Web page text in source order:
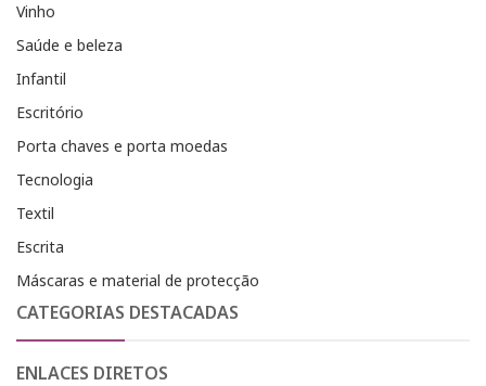
Vinho
Saúde e beleza
Infantil
Escritório
Porta chaves e porta moedas
Tecnologia
Textil
Escrita
Máscaras e material de protecção
CATEGORIAS DESTACADAS
ENLACES DIRETOS